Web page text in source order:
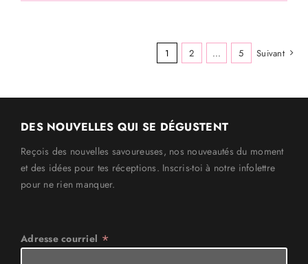
1 2 ... 5 Suivant
DES NOUVELLES QUI SE DÉGUSTENT
Reçois des nouvelles savoureuses, nos nouveautés du moment
et des idées pour tes réceptions. Inscris-toi à notre infolettre
pour ne rien manquer.
Adresse courriel *